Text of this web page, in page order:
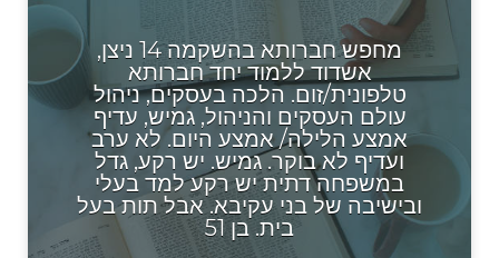
מחפש חברותא בהשקמה 14 ניצן,
אשדוד ללמוד יחד חברותא
טלפונית/זום. הלכה בעסקים, ניהול
עולם העסקים והניהול, גמיש, עדיף
אמצע הלילה/ אמצע היום. לא ערב
ועדיף לא בוקר. גמיש. יש רקע, גדל
במשפחה דתית יש רקע למד בעלי
ובישיבה של בני עקיבא. אבל תות בעל
בית. בן 51